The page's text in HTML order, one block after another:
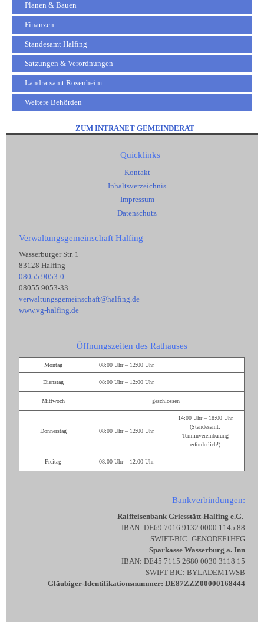
Planen & Bauen
Finanzen
Standesamt Halfing
Satzungen & Verordnungen
Landratsamt Rosenheim
Weitere Behörden
ZUM INTRANET GEMEINDERAT
Quicklinks
Kontakt
Inhaltsverzeichnis
Impressum
Datenschutz
Verwaltungsgemeinschaft Halfing
Wasserburger Str. 1
83128 Halfing
08055 9053-0
08055 9053-33
verwaltungsgemeinschaft@halfing.de
www.vg-halfing.de
Öffnungszeiten des Rathauses
Montag 08:00 Uhr – 12:00 Uhr
Dienstag 08:00 Uhr – 12:00 Uhr
Mittwoch geschlossen
Donnerstag 08:00 Uhr – 12:00 Uhr
14:00 Uhr – 18:00 Uhr
(Standesamt:
Terminvereinbarung
erforderlich!)
Freitag 08:00 Uhr – 12:00 Uhr
Bankverbindungen:
Raiffeisenbank Griesstätt-Halfing e.G.
IBAN: DE69 7016 9132 0000 1145 88
SWIFT-BIC: GENODEF1HFG
Sparkasse Wasserburg a. Inn
IBAN: DE45 7115 2680 0030 3118 15
SWIFT-BIC: BYLADEM1WSB
Gläubiger-Identifikationsnummer: DE87ZZZ00000168444